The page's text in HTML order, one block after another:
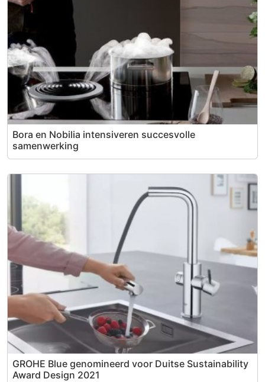
Bora en Nobilia intensiveren succesvolle
samenwerking
GROHE Blue genomineerd voor Duitse Sustainability
Award Design 2021